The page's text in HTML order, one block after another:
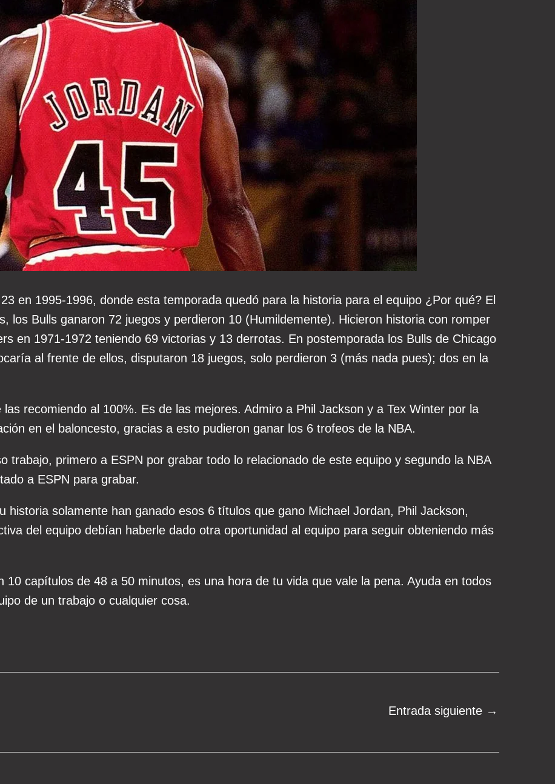
en 1995-1996, donde esta temporada quedó para la historia para el equipo ¿Por qué? El
los Bulls ganaron 72 juegos y perdieron 10 (Humildemente). Hicieron historia con romper
en 1971-1972 teniendo 69 victorias y 13 derrotas. En postemporada los Bulls de Chicago
al frente de ellos, disputaron 18 juegos, solo perdieron 3 (más nada pues); dos en la
recomiendo al 100%. Es de las mejores. Admiro a Phil Jackson y a Tex Winter por la
en el baloncesto, gracias a esto pudieron ganar los 6 trofeos de la NBA.
trabajo, primero a ESPN por grabar todo lo relacionado de este equipo y segundo la NBA
a ESPN para grabar.
historia solamente han ganado esos 6 títulos que gano Michael Jordan, Phil Jackson,
del equipo debían haberle dado otra oportunidad al equipo para seguir obteniendo más
10 capítulos de 48 a 50 minutos, es una hora de tu vida que vale la pena. Ayuda en todos
de un trabajo o cualquier cosa.
Entrada siguiente →